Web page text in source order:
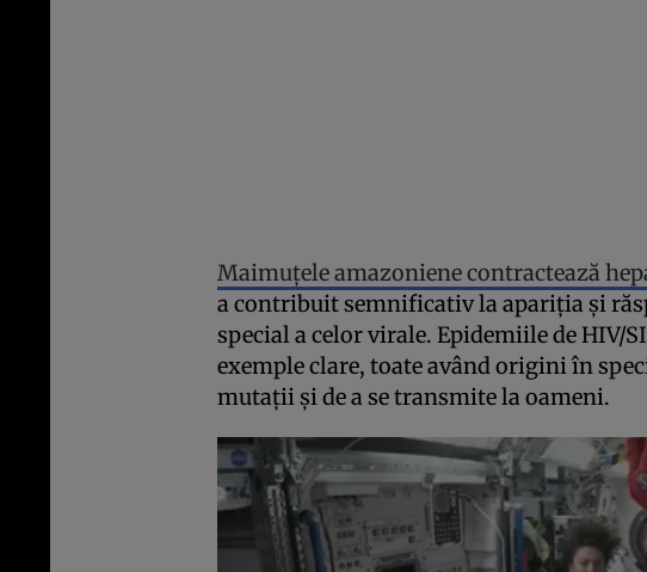
Maimuțele amazoniene contractează
a contribuit semnificativ la apariția și
special a celor virale. Epidemiile de HIV/
exemple clare, toate având origini în
mutații și de a se transmite la oameni.